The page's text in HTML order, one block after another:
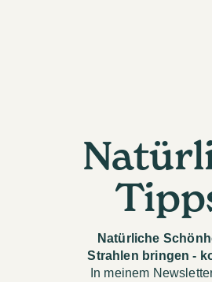
Natürliche
Strahlen bringen -
In meinem